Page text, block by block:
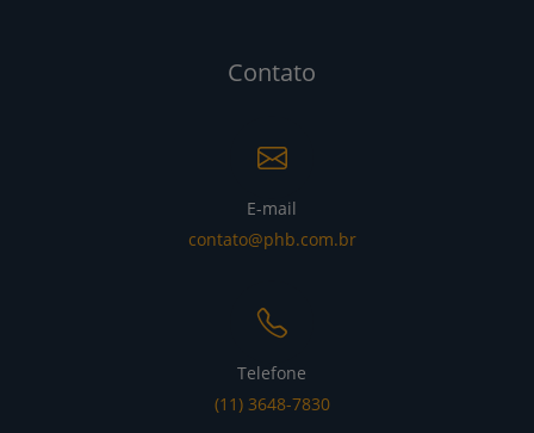
Contato
E-mail
contato@phb.com.br
Telefone
(11) 3648-7830